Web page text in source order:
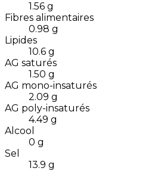
1.56 g
Fibres alimentaires
0.98 g
Lipides
10.6 g
AG saturés
1.50 g
AG mono-insaturés
2.09 g
AG poly-insaturés
4.49 g
Alcool
0 g
Sel
13.9 g